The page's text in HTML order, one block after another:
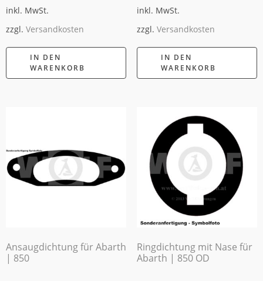
inkl. MwSt.
zzgl. Versandkosten
IN DEN
WARENKORB
inkl. MwSt.
zzgl. Versandkosten
IN DEN
WARENKORB
Ansaugdichtung für Abarth
| 850
Ringdichtung mit Nase für
Abarth | 850 OD